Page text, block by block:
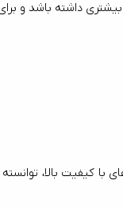
از خرید قاشق و چنگال می‌شود، کیفیت و دوام محصول اهمیت زیادی پیدا می‌کند. ناب استیل